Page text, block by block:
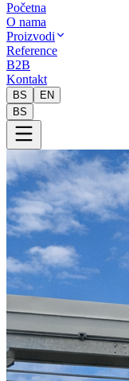
Početna
O nama
Proizvodi
Reference
B2B
Kontakt
BS
EN
BS